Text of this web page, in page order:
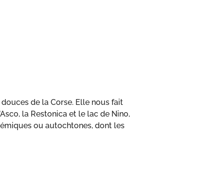
de la Corse. Elle nous fait
la Restonica et le lac de Nino,
ou autochtones, dont les